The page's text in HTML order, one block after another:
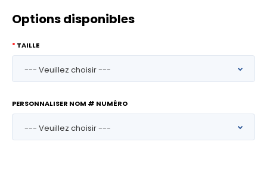
Options disponibles
TAILLE
PERSONNALISER NOM # NUMÉRO